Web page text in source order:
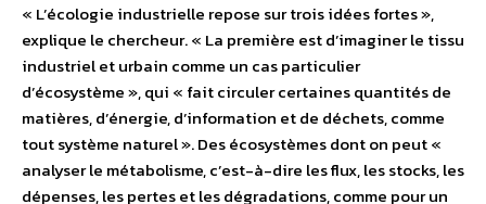
« L’écologie industrielle repose sur trois idées fortes »,
explique le chercheur. « La première est d’imaginer le tissu
industriel et urbain comme un cas particulier
d’écosystème », qui « fait circuler certaines quantités de
matières, d’énergie, d’information et de déchets, comme
tout système naturel ». Des écosystèmes dont on peut «
analyser le métabolisme, c’est-à-dire les flux, les stocks, les
dépenses, les pertes et les dégradations, comme pour un